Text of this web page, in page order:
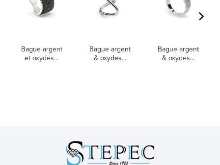
Bague argent
et oxydes...
Bague argent
& oxydes...
Bague argent
& oxydes...